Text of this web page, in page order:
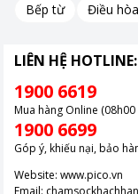
Bếp từ
Điều hòa
LIÊN HỆ HOTLINE:
1900 6619
Mua hàng Online (08h00
1900 6699
Góp ý, khiếu nại, bảo
Website: www.pico.vn
Email: